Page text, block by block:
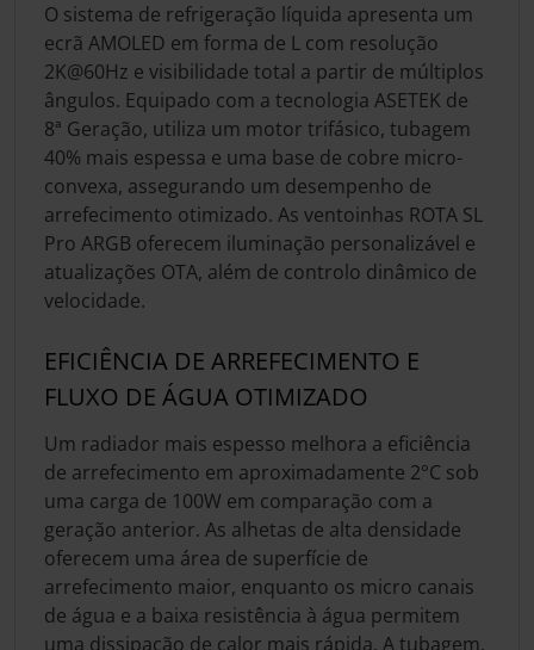
O sistema de refrigeração líquida apresenta um
ecrã AMOLED em forma de L com resolução
2K@60Hz e visibilidade total a partir de múltiplos
ângulos. Equipado com a tecnologia ASETEK de
8ª Geração, utiliza um motor trifásico, tubagem
40% mais espessa e uma base de cobre micro-
convexa, assegurando um desempenho de
arrefecimento otimizado. As ventoinhas ROTA SL
Pro ARGB oferecem iluminação personalizável e
atualizações OTA, além de controlo dinâmico de
velocidade.
EFICIÊNCIA DE ARREFECIMENTO E
FLUXO DE ÁGUA OTIMIZADO
Um radiador mais espesso melhora a eficiência
de arrefecimento em aproximadamente 2°C sob
uma carga de 100W em comparação com a
geração anterior. As alhetas de alta densidade
oferecem uma área de superfície de
arrefecimento maior, enquanto os micro canais
de água e a baixa resistência à água permitem
uma dissipação de calor mais rápida. A tubagem,